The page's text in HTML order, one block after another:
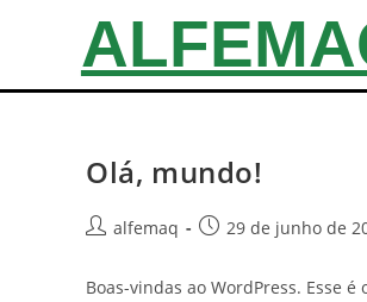
Olá, mundo!
alfemaq 29 de junho de
Boas-vindas ao WordPress. Esse